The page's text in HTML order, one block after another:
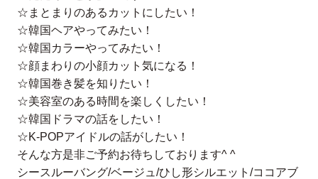
☆まとまりのあるカットにしたい！
☆韓国ヘアやってみたい！
☆韓国カラーやってみたい！
☆顔まわりの小顔カット気になる！
☆韓国巻き髪を知りたい！
☆美容室のある時間を楽しくしたい！
☆韓国ドラマの話をしたい！
☆K-POPアイドルの話がしたい！
そんな方是非ご予約お待ちしております^ ^
シースルーバング/ベージュ/ひし形シルエット/ココアブ